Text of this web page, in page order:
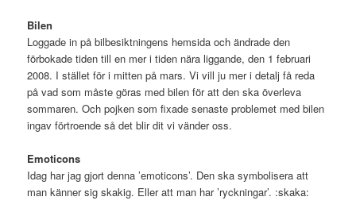
Bilen
Loggade in på bilbesiktningens hemsida och ändrade den
förbokade tiden till en mer i tiden nära liggande, den 1 februari
2008. I stället för i mitten på mars. Vi vill ju mer i detalj få reda
på vad som måste göras med bilen för att den ska överleva
sommaren. Och pojken som fixade senaste problemet med bilen
ingav förtroende så det blir dit vi vänder oss.
Emoticons
Idag har jag gjort denna ’emoticons’. Den ska symbolisera att
man känner sig skakig. Eller att man har ’ryckningar’. :skaka: